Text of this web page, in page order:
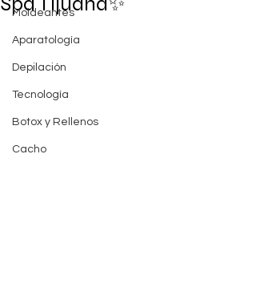
Moldeantes
Aparatología
Depilación
Tecnología
Botox y Rellenos
Cacho